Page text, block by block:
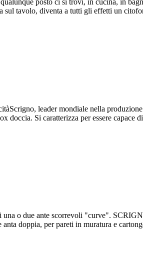
posto ci si trovi, in cucina, in
tavolo, diventa a tutti gli effetti un
leader mondiale nella
Si caratterizza per essere capace
o due ante scorrevoli "curve".
doppia, per pareti in muratura e